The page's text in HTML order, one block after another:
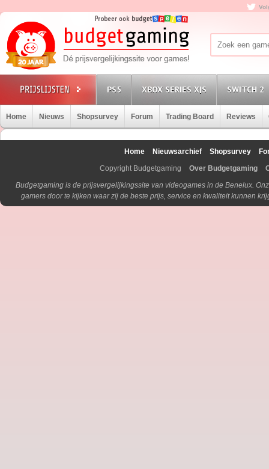
PS5 XBOX SERIES X|S SWITCH 2
Home Nieuws Shopsurvey Forum Trading Board Reviews
Home Nieuwsarchief Shopsurvey
Copyright Budgetgaming
Over Budgetgaming
Budgetgaming is de prijsvergelijkingssite van videogames in de Benelux.
gamers door te kijken waar zij de beste prijs, service en kwaliteit kunnen